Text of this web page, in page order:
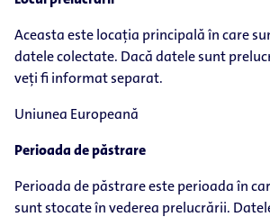
Aceasta este locația principală în care
datele colectate. Dacă datele sunt
veți fi informat separat.
Uniunea Europeană
Perioada de păstrare
Perioada de păstrare este perioada în
sunt stocate în vederea prelucrării.